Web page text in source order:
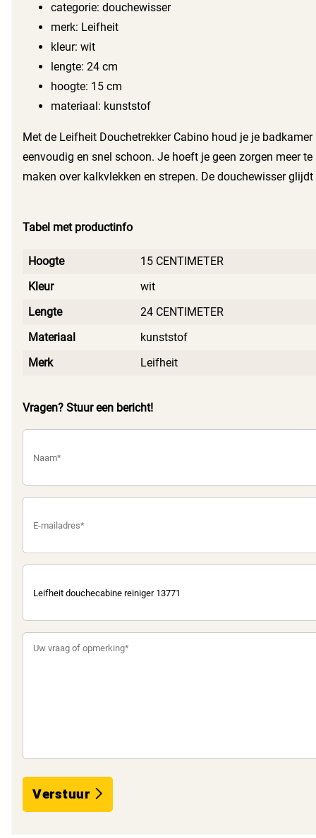
categorie: douchewisser
merk: Leifheit
kleur: wit
lengte: 24 cm
hoogte: 15 cm
materiaal: kunststof
Met de Leifheit Douchetrekker Cabino houd je je badkamer
eenvoudig en snel schoon. Je hoeft je geen zorgen meer te
maken over kalkvlekken en strepen. De douchewisser glijdt
Investeer in deze praktische en stijlvolle douchetrekker en
geniet van een glanzende badkamer.
Tabel met productinfo
Hoogte
15 CENTIMETER
Kleur
wit
Lengte
24 CENTIMETER
Materiaal
kunststof
Merk
Leifheit
Vragen? Stuur een bericht!
Verstuur